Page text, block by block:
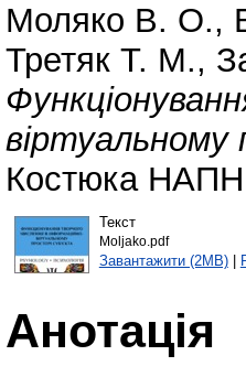
Моляко В. О.,
Третяк Т. М.,
віртуальному
Костюка НАПН
Текст
Moljako.pdf
Завантажити (2MB)|
Анотація